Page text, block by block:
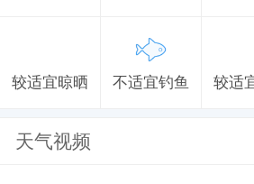
较适宜晾晒 不适宜钓鱼 较适
天气视频